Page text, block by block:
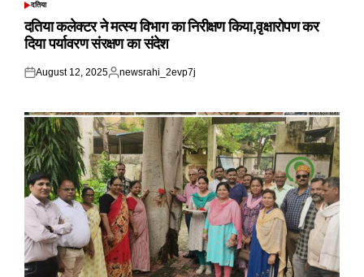
POSTED
दतिया
दतिया कलेक्टर ने मत्स्य विभाग का निरीक्षण किया,वृक्षारोपण कर
दिया पर्यावरण संरक्षण का संदेश
Posted
August 12, 2025
Posted
newsrahi_2evp7j